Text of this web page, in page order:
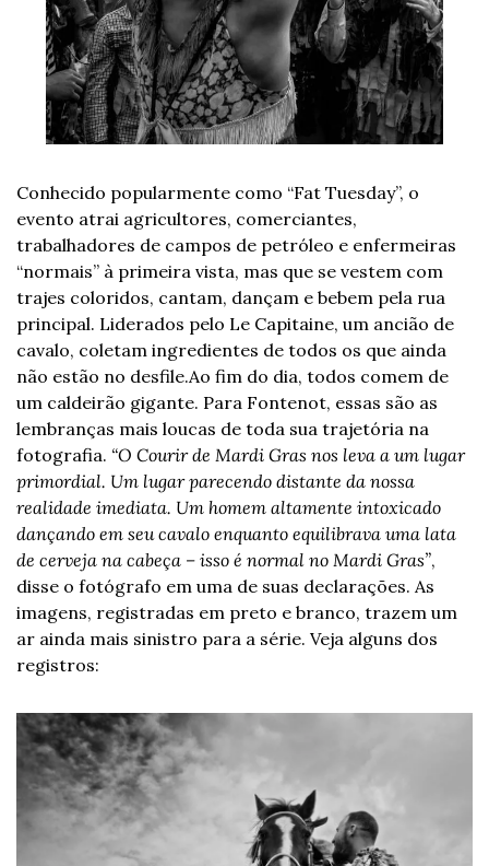
Conhecido popularmente como “Fat Tuesday”, o
evento atrai agricultores, comerciantes,
trabalhadores de campos de petróleo e enfermeiras
“normais” à primeira vista, mas que se vestem com
trajes coloridos, cantam, dançam e bebem pela rua
principal. Liderados pelo Le Capitaine, um ancião de
cavalo, coletam ingredientes de todos os que ainda
não estão no desfile.Ao fim do dia, todos comem de
um caldeirão gigante. Para Fontenot, essas são as
lembranças mais loucas de toda sua trajetória na
fotografia. “O Courir de Mardi Gras nos leva a um lugar
primordial. Um lugar parecendo distante da nossa
realidade imediata. Um homem altamente intoxicado
dançando em seu cavalo enquanto equilibrava uma lata
de cerveja na cabeça – isso é normal no Mardi Gras”,
disse o fotógrafo em uma de suas declarações. As
imagens, registradas em preto e branco, trazem um
ar ainda mais sinistro para a série. Veja alguns dos
registros: